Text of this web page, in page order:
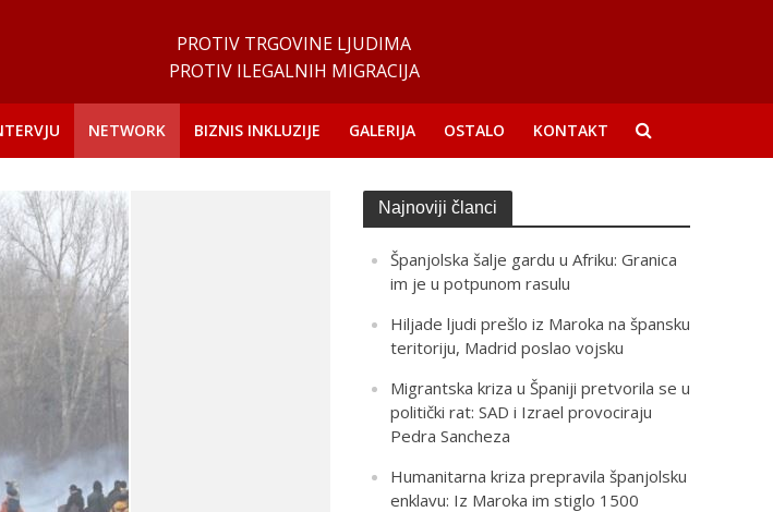
PROTIV TRGOVINE LJUDIMA
PROTIV ILEGALNIH MIGRACIJA
NETWORK BIZNIS INKLUZIJE GALERIJA OSTALO KONTAKT
Najnoviji članci
Španjolska šalje gardu u Afriku: Granica
im je u potpunom rasulu
Hiljade ljudi prešlo iz Maroka na špansku
teritoriju, Madrid poslao vojsku
Migrantska kriza u Španiji pretvorila se u
politički rat: SAD i Izrael provociraju
Pedra Sancheza
Humanitarna kriza prepravila španjolsku
enklavu: Iz Maroka im stiglo 1500